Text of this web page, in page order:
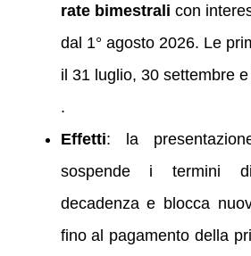
rate bimestrali con
dal 1° agosto 2026. Le
il 31 luglio, 30 settembre
.
Effetti: la
sospende i termini
decadenza e blocca
fino al pagamento della